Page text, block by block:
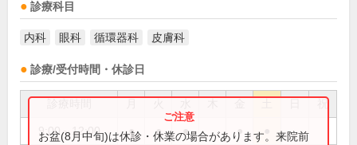
診療科目
内科 眼科 循環器科 皮膚科
診療/受付時間・休診日
祝
9:00～12:00 ● ● ● ●
お盆(8月中旬)は休診・休業の場合があります。来院前